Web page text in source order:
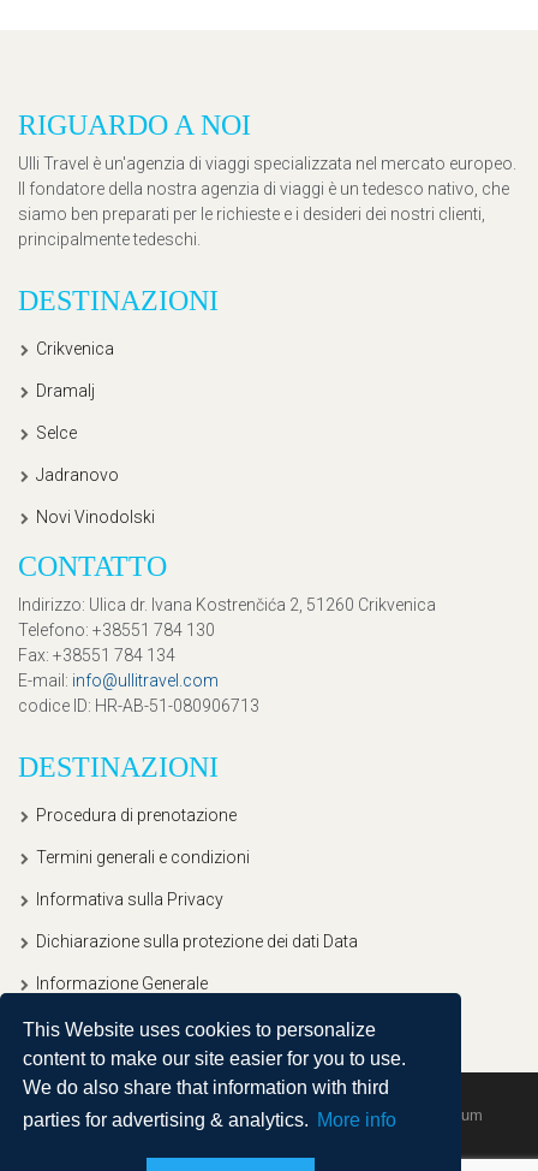
This Website uses cookies to personalize
content to make our site easier for you to use.
We do also share that information with third
parties for advertising & analytics. More info
RIGUARDO A NOI
Ulli Travel è un'agenzia di viaggi specializzata nel mercato europeo.
Il fondatore della nostra agenzia di viaggi è un tedesco nativo, che
siamo ben preparati per le richieste e i desideri dei nostri clienti,
principalmente tedeschi.
DESTINAZIONI
Crikvenica
Dramalj
Selce
Jadranovo
Novi Vinodolski
CONTATTO
Indirizzo: Ulica dr. Ivana Kostrenčića 2, 51260 Crikvenica
Telefono: +38551 784 130
Fax: +38551 784 134
E-mail : info@ullitravel.com
codice ID: HR-AB-51-080906713
DESTINAZIONI
Procedura di prenotazione
Termini generali e condizioni
Informativa sulla Privacy
Dichiarazione sulla protezione dei dati Data
Informazione Generale
Copyright © 2020, Ullitravel |Sitemap| Powered by Agendum